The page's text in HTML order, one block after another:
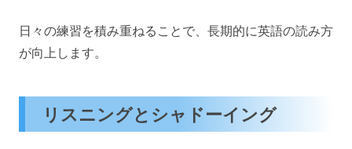
日々の練習を積み重ねることで、長期的に英語の読み方
が向上します。
リスニングとシャドーイング